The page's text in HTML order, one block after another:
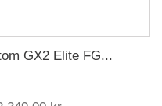
GX2 Elite FG...